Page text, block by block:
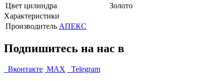
Цвет цилиндра
Золото
Характеристики
Производитель АПЕКС
Подпишитесь на нас в
Вконтакте MAX
Telegram